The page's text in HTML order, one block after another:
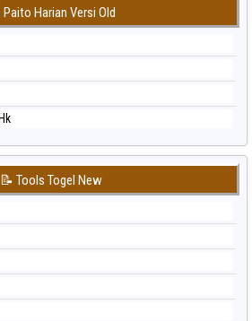
6d
6d
Paito Harian Versi Old
📝 Tools Togel New